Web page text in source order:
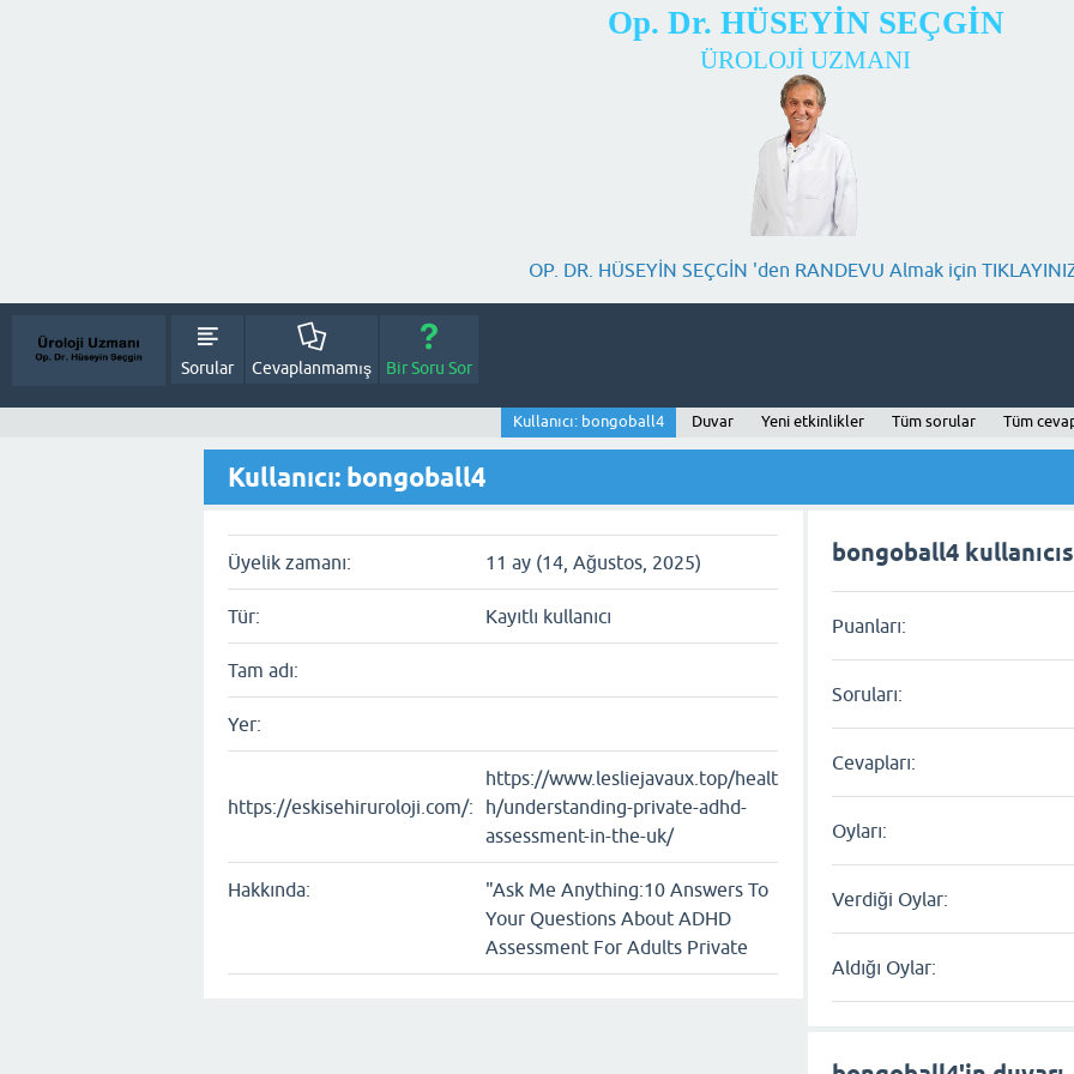
Op. Dr. HÜSEYİN SEÇGİN
ÜROLOJİ UZMANI
OP. DR. HÜSEYİN SEÇGİN 'den RANDEVU Almak için
Sorular Cevaplanmamış Bir Soru Sor
Kullanıcı: bongoball4 Duvar Yeni etkinlikler Tüm sorular Tüm
Kullanıcı: bongoball4
Üyelik zamanı: 11 ay (14, Ağustos, 2025)
Tür: Kayıtlı kullanıcı
Tam adı:
Yer:
https://eskisehiruroloji.com/:
https://www.lesliejavaux.top/healt
h/understanding-private-adhd-
assessment-in-the-uk/
Hakkında:
"Ask Me Anything:10 Answers To
Your Questions About ADHD
Assessment For Adults Private
bongoball4
Puanları:
Soruları:
Cevapları:
Oyları:
Verdiği Oylar:
Aldığı Oylar: